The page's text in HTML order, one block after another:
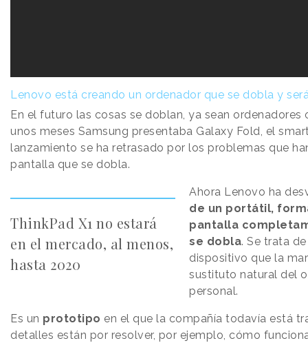
Lenovo está creando un ordenador que se dobla y
En el futuro las cosas se doblan, ya sean ordenadores
unos meses Samsung presentaba Galaxy Fold, el
lanzamiento se ha retrasado por los problemas que
pantalla que se dobla.
ThinkPad X1 no estará
en el mercado, al menos,
hasta 2020
Ahora Lenovo ha
de un portátil,
pantalla
se dobla. Se trata
dispositivo que la
sustituto natural del
personal.
Es un prototipo en el que la compañía todavía está
detalles están por resolver, por ejemplo, cómo